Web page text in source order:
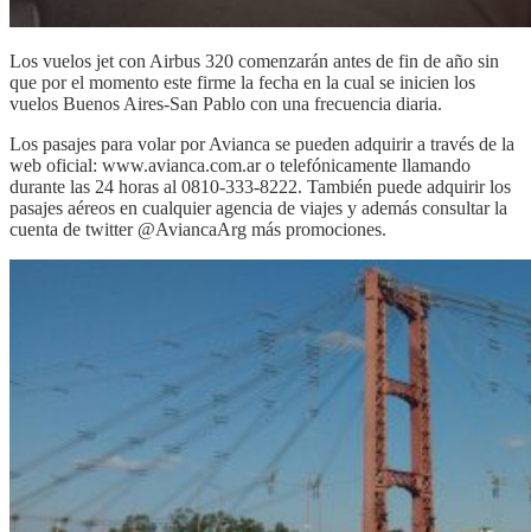
Los vuelos jet con Airbus 320 comenzarán antes de fin de año sin
que por el momento este firme la fecha en la cual se inicien los
vuelos Buenos Aires-San Pablo con una frecuencia diaria.
Los pasajes para volar por Avianca se pueden adquirir a través de la
web oficial: www.avianca.com.ar o telefónicamente llamando
durante las 24 horas al 0810-333-8222. También puede adquirir los
pasajes aéreos en cualquier agencia de viajes y además consultar la
cuenta de twitter @AviancaArg más promociones.